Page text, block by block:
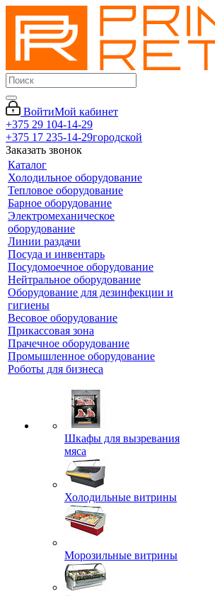
ВойтиМой кабинет
+375 29 104-14-29
+375 17 235-14-29городской
Заказать звонок
Каталог
Холодильное оборудование
Тепловое оборудование
Барное оборудование
Электромеханическое
оборудование
Линии раздачи
Посуда и инвентарь
Посудомоечное оборудование
Нейтральное оборудование
Оборудование для дезинфекции и
гигиены
Весовое оборудование
Прикассовая зона
Прачечное оборудование
Промышленное оборудование
Роботы для бизнеса
Шкафы для вызревания
мяса
Холодильные витрины
Морозильные витрины